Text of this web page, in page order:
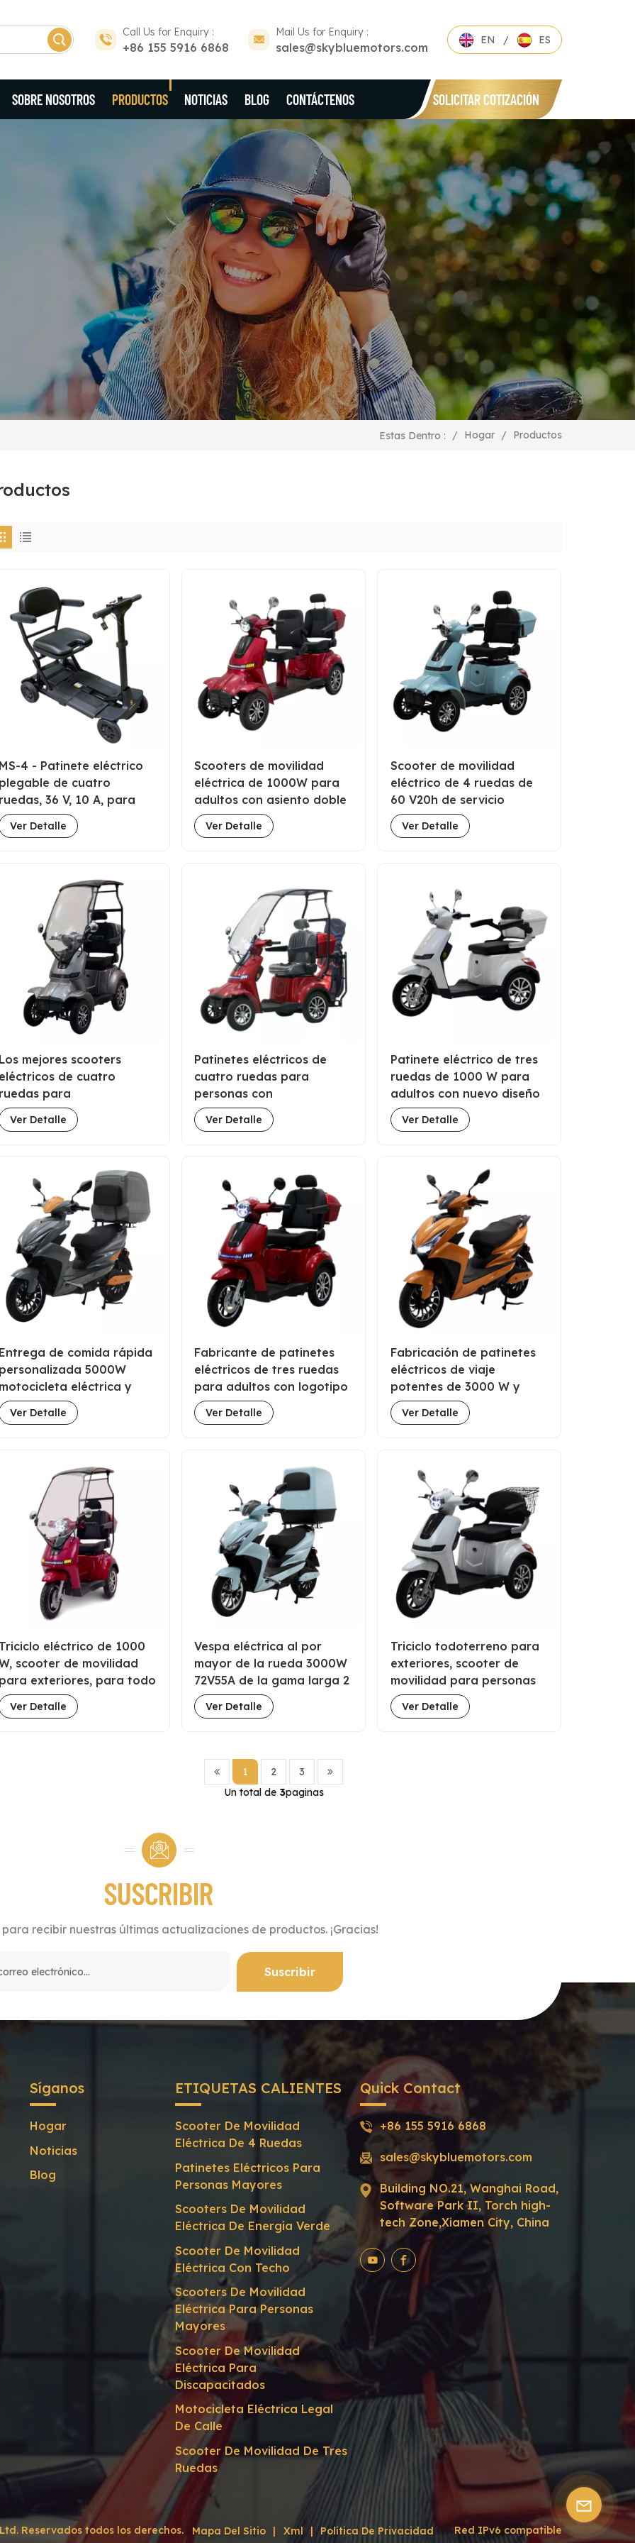
Call Us for Enquiry :
+86 155 5916 6868
Mail Us for Enquiry :
sales@skybluemotors.com
EN / ES
SOBRE NOSOTROS PRODUCTOS NOTICIAS BLOG CONTÁCTENOS SOLICITAR COTIZACIÓN
Estas Dentro : / Hogar / Productos
MS-4 - Patinete eléctrico
plegable de cuatro
ruedas, 36 V, 10 A, para
personas con
Ver Detalle
Scooters de movilidad
eléctrica de 1000W para
adultos con asiento doble
Proveedor de China
Ver Detalle
Scooter de movilidad
eléctrico de 4 ruedas de
60 V20h de servicio
personalizado para el
viaje de personas mayores
Ver Detalle
Los mejores scooters
eléctricos de cuatro
ruedas para
discapacitados de 1000 W
techo a la venta
Ver Detalle
Patinetes eléctricos de
cuatro ruedas para
personas con
discapacidad, de 1000 W,
con techo y portapalos de
Ver Detalle
Patinete eléctrico de tres
ruedas de 1000 W para
adultos con nuevo diseño
Ver Detalle
Entrega de comida rápida
personalizada 5000W
motocicleta eléctrica y
scooter a la venta
Ver Detalle
Fabricante de patinetes
eléctricos de tres ruedas
para adultos con logotipo
personalizado para
personas mayores
Ver Detalle
Fabricación de patinetes
eléctricos de viaje
potentes de 3000 W y
5000 W en China.
Ver Detalle
Triciclo eléctrico de 1000
scooter de movilidad
para exteriores, para todo
tipo de clima, con techo,
de fábrica
Ver Detalle
Vespa eléctrica al por
mayor de la rueda 3000W
72V55A de la gama larga 2
para la comida rápida de
la entrega
Ver Detalle
Triciclo todoterreno para
exteriores, scooter de
movilidad para personas
mayores, proveedor chino
Ver Detalle
1 2
3
Un total de 3paginas
SUSCRIBIR
recibir nuestras últimas actualizaciones de productos. ¡Gracias!
Síganos
Hogar
Noticias
Blog
ETIQUETAS CALIENTES
Scooter De Movilidad
Eléctrica De 4 Ruedas
Patinetes Eléctricos Para
Personas Mayores
Scooters De Movilidad
Eléctrica De Energía Verde
Scooter De Movilidad
Eléctrica Con Techo
Scooters De Movilidad
Eléctrica Para Personas
Mayores
Scooter De Movilidad
Eléctrica Para
Discapacitados
Motocicleta Eléctrica Legal
De Calle
Scooter De Movilidad De Tres
Ruedas
Quick Contact
+86 155 5916 6868
sales@skybluemotors.com
Building NO.21, Wanghai Road,
Software Park II, Torch high-
tech Zone,Xiamen City, China
Reservados todos los derechos. Mapa Del Sitio | Xml | Política De Privacidad Red IPv6 compatible